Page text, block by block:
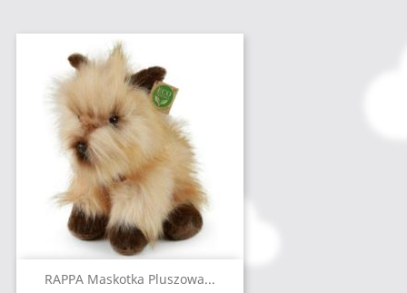
RAPPA Maskotka Pluszowa...